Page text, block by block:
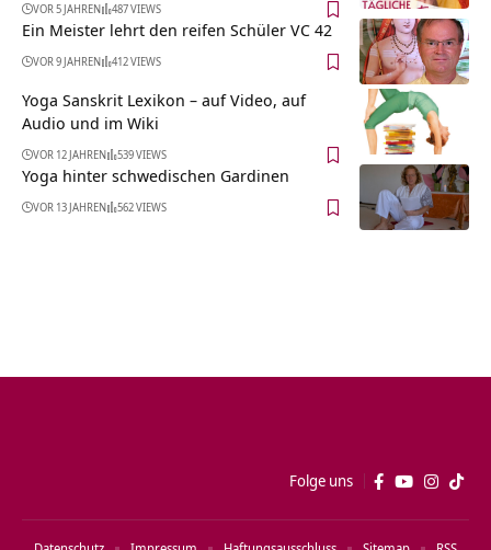
VOR 5 JAHREN 487 VIEWS
Ein Meister lehrt den reifen Schüler VC 42
VOR 9 JAHREN 412 VIEWS
Yoga Sanskrit Lexikon – auf Video, auf
Audio und im Wiki
VOR 12 JAHREN 539 VIEWS
Yoga hinter schwedischen Gardinen
VOR 13 JAHREN 562 VIEWS
Folge uns